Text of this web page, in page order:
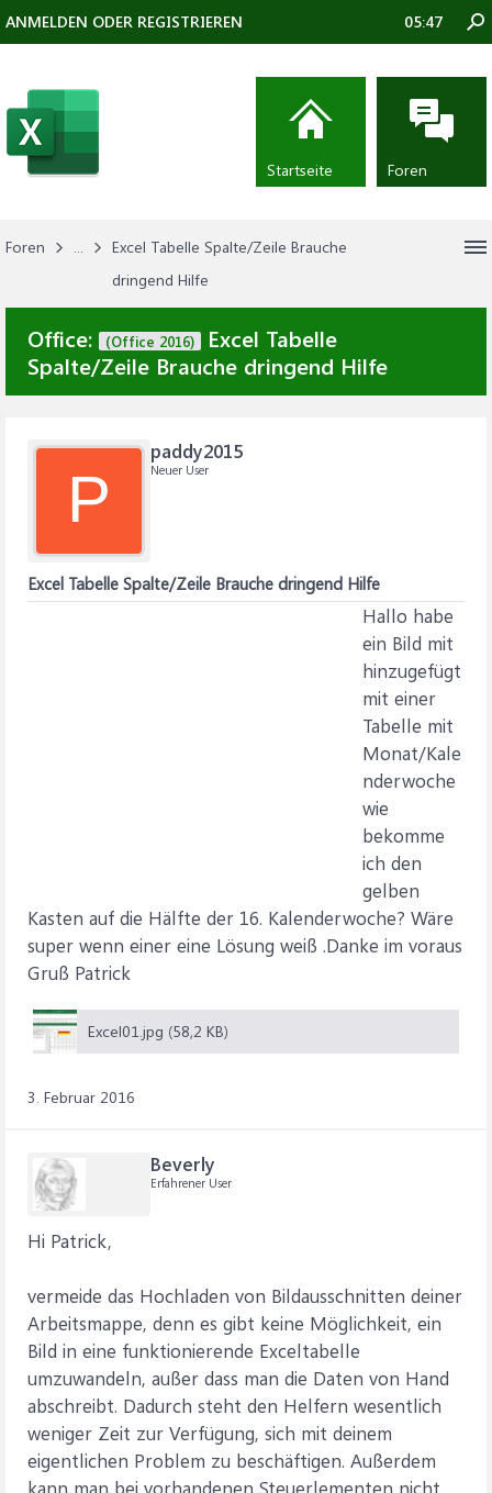
Foren ...
Excel Tabelle Spalte/Zeile Brauche
dringend Hilfe
Office: (Office 2016)
Excel Tabelle
Spalte/Zeile Brauche dringend Hilfe
P
paddy2015
Neuer User
Excel Tabelle Spalte/Zeile Brauche dringend Hilfe
Hallo habe
ein Bild mit
hinzugefügt
mit einer
Tabelle mit
Monat/Kale
nderwoche
wie
bekomme
ich den
gelben
Kasten auf die Hälfte der 16. Kalenderwoche? Wäre
super wenn einer eine Lösung weiß .Danke im voraus
Gruß Patrick
Excel01.jpg (58,2 KB)
3. Februar 2016
Beverly
Erfahrener User
Hi Patrick,
vermeide das Hochladen von Bildausschnitten deiner
Arbeitsmappe, denn es gibt keine Möglichkeit, ein
Bild in eine funktionierende Exceltabelle
umzuwandeln, außer dass man die Daten von Hand
abschreibt. Dadurch steht den Helfern wesentlich
weniger Zeit zur Verfügung, sich mit deinem
eigentlichen Problem zu beschäftigen. Außerdem
kann man bei vorhandenen Steuerlementen nicht
ANMELDEN ODER REGISTRIEREN 05:47
Startseite Foren